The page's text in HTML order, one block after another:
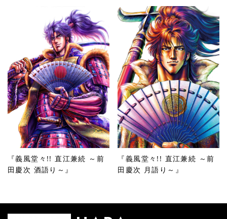
『義風堂々!! 直江兼続 ～前
田慶次 酒語り～』
『義風堂々!! 直江兼続 ～前
田慶次 月語り～』